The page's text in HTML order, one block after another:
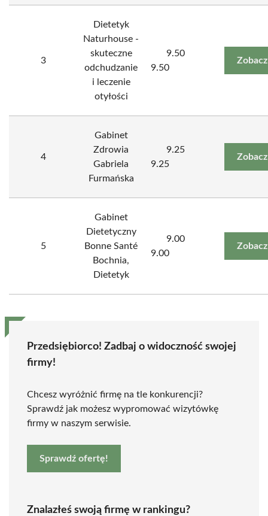
3
Dietetyk
Naturhouse -
skuteczne
odchudzanie
i leczenie
otyłości
9.50
9.50
4
Gabinet
Zdrowia
Gabriela
Furmańska
9.25
9.25
5
Gabinet
Dietetyczny
Bonne Santé
Bochnia,
Dietetyk
9.00
9.00
Przedsiębiorco! Zadbaj o widoczność swojej
firmy!
Chcesz wyróżnić firmę na tle konkurencji?
Sprawdź jak możesz wypromować wizytówkę
firmy w naszym serwisie.
Sprawdź ofertę!
Znalazłeś swoją firmę w rankingu?